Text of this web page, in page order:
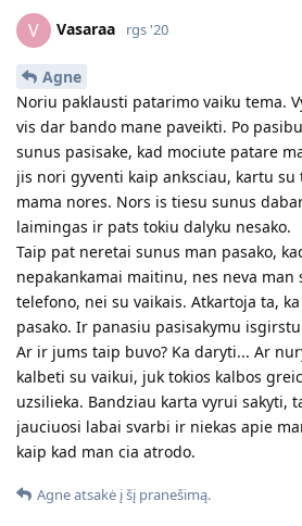
V Vasaraa rgs '20
Agne
Noriu paklausti patarimo vaiku tema.
vis dar bando mane paveikti. Po
sunus pasisake, kad mociute patare
jis nori gyventi kaip anksciau, kartu
mama nores. Nors is tiesu sunus
laimingas ir pats tokiu dalyku nesako.
Taip pat neretai sunus man pasako,
nepakankamai maitinu, nes neva
telefono, nei su vaikais. Atkartoja ta,
pasako. Ir panasiu pasisakymu
Ar ir jums taip buvo? Ka daryti... Ar
kalbeti su vaikui, juk tokios kalbos
uzsilieka. Bandziau karta vyrui sakyti,
jauciuosi labai svarbi ir niekas apie
kaip kad man cia atrodo.
Agneatsakė į šį pranešimą.